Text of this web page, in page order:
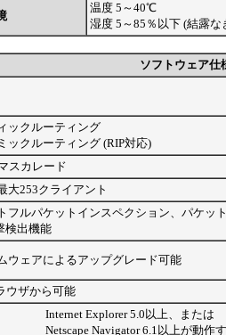
温度 5～40℃
湿度 5～85％以下 (結露な
ソフトウェア仕
ックルーティング
ックルーティング (RIP対応)
スカレード
大253クライアント
フルパケットインスペクション、パケッ
検出機能
ウェアによるアップグレード可能
ウザから可能
Internet Explorer 5.0以上、または
Netscape Navigator 6.1以上が動作